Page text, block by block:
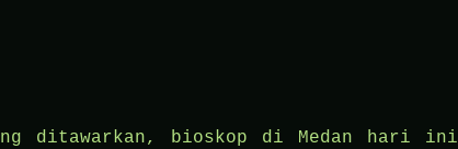
ditawarkan, bioskop di Medan hari ini